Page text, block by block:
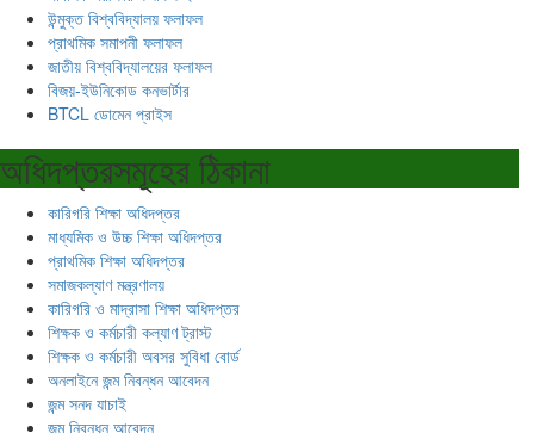
উন্মুক্ত বিশ্ববিদ্যালয় ফলাফল
প্রাথমিক সমাপনী ফলাফল
জাতীয় বিশ্ববিদ্যালয়ের ফলাফল
বিজয়-ইউনিকোড কনভার্টার
BTCL ডোমেন প্রাইস
অধিদপ্তরসমূহের ঠিকানা
কারিগরি শিক্ষা অধিদপ্তর
মাধ্যমিক ও উচ্চ শিক্ষা অধিদপ্তর
প্রাথমিক শিক্ষা অধিদপ্তর
সমাজকল্যাণ মন্ত্রণালয়
কারিগরি ও মাদ্রাসা শিক্ষা অধিদপ্তর
শিক্ষক ও কর্মচারী কল্যাণ ট্রাস্ট
শিক্ষক ও কর্মচারী অবসর সুবিধা বোর্ড
অনলাইনে জন্ম নিবন্ধন আবেদন
জন্ম সনদ যাচাই
জন্ম নিবন্ধন আবেদন